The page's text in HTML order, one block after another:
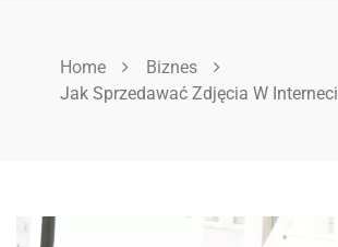
Home
Biznes
Jak Sprzedawać Zdjęcia W